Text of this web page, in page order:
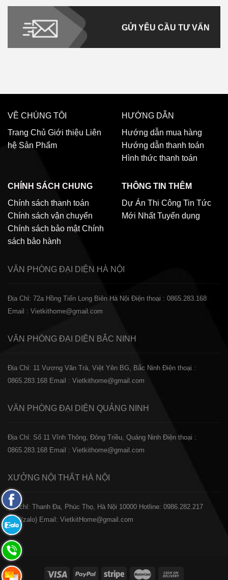
GỬI YÊU CẦU TƯ VẤN
VỀ CHÚNG TÔI
Trang Chủ Giới thiệu Liên
hệ Sản Phẩm
HƯỚNG DẪN
Hướng dẫn mua hàng
Hướng dẫn thanh toán
Hình thức thanh toán
CHÍNH SÁCH CHUNG
Chính sách thanh toán
Chính sách vận chuyển
Chính sách bảo mật Chính
sách bảo hành
THÔNG TIN THÊM
Dự Án Thi Công Tin Tức
Mới Nhất Tuyển dụng
VĂN PHÒNG ĐẠI DIỆN HÀ NỘI
Địa Chỉ: 72a Hồng Tiến Long Biên Hà Nội Điện thoại : 0865.283.168
Email : Vietkithome@gmail.com
VĂN PHÒNG ĐẠI DIỆN BẮC NINH
Địa Chỉ: 11 Vương Văn Trà, Việt Yên BG, Bắc Ninh Điện thoại :
0865.283.168 Email : Vietkithome@gmail.com
VĂN PHÒNG ĐẠI DIỆN QUẢNG NINH
Địa Chỉ: Số 11 Vĩnh Thông, Đông Triều, Quảng Ninh Điện thoại :
0865.283.168 Email : Vietkithome@gmail.com
XƯỞNG NỘI THẤT HÀ NỘI
️Địa chỉ: Thanh Đa, Phúc Thọ, Hà Nội 10000 Hotline: 0986.282.217
(Call/zalo) Email: VietkitHome@gmail.com
Fanpage
Facebook
Zalo:
0865.283.168
Hotline:
0865.283.168
Hotline: